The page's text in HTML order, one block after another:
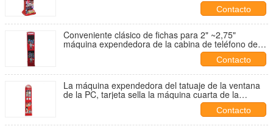
Contacto
Conveniente clásico de fichas para 2" ~2,75"
máquina expendedora de la cabina de teléfono de la
Contacto
La máquina expendedora del tatuaje de la ventana
de la PC, tarjeta sella la máquina cuarta de la
Contacto